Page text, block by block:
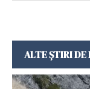
ALTE ȘTIRI DE